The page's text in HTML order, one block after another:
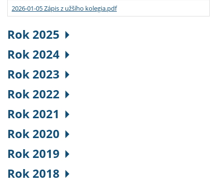
2026-01-05 Zápis z užšího kolegia.pdf
Rok 2025
Rok 2024
Rok 2023
Rok 2022
Rok 2021
Rok 2020
Rok 2019
Rok 2018